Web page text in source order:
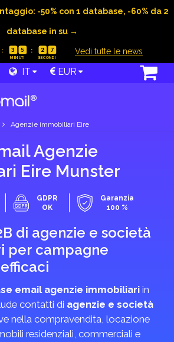
-50% con 1 database, -60% da 2
database in su →
3 5 2 6 Vedi tutte le news
IT EUR
Agenzie immobiliari Eire
Agenzie
Eire Munster
GDPR
OK
Garanzia
100 %
di agenzie e società
per campagne
email agenzie immobiliari in
contatti di agenzie e società
nella compravendita, locazione
residenziali, commerciali e